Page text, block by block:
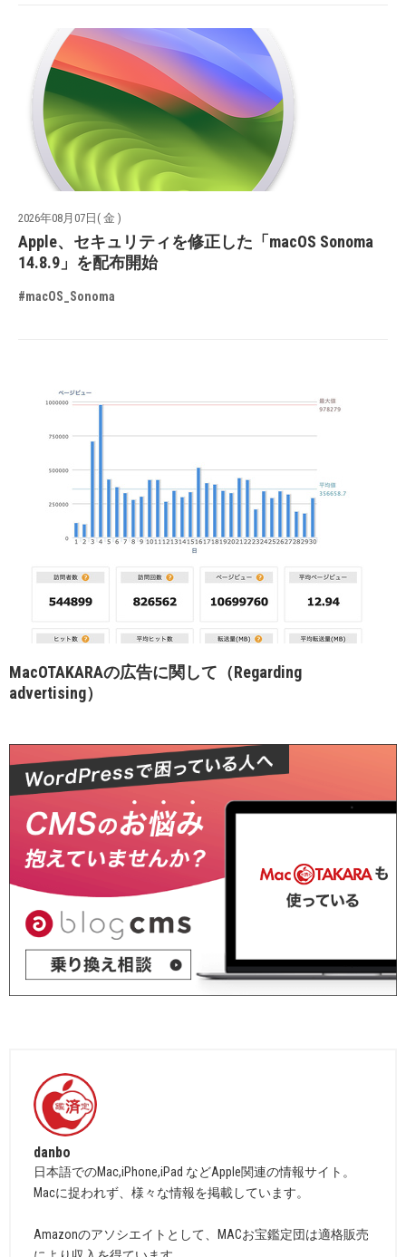
2026年08月07日( 金 )
Apple、セキュリティを修正した「macOS Sonoma
14.8.9」を配布開始
#macOS_Sonoma
MacOTAKARAの広告に関して（Regarding
advertising）
danbo
日本語でのMac,iPhone,iPad などApple関連の情報サイト。
Macに捉われず、様々な情報を掲載しています。
Amazonのアソシエイトとして、MACお宝鑑定団は適格販売